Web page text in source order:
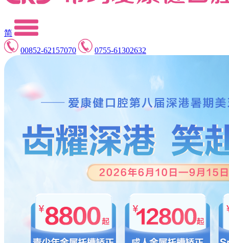
简
00852-62157070
0755-61302632